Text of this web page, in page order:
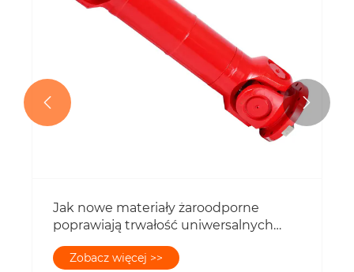
Jak nowe materiały żaroodporne
poprawiają trwałość uniwersalnych
sprzęgieł?
Zobacz więcej >>
 